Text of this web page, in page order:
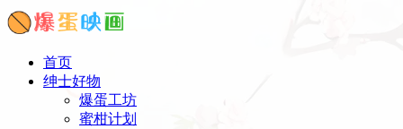
首页
绅士好物
爆蛋工坊
蜜柑计划